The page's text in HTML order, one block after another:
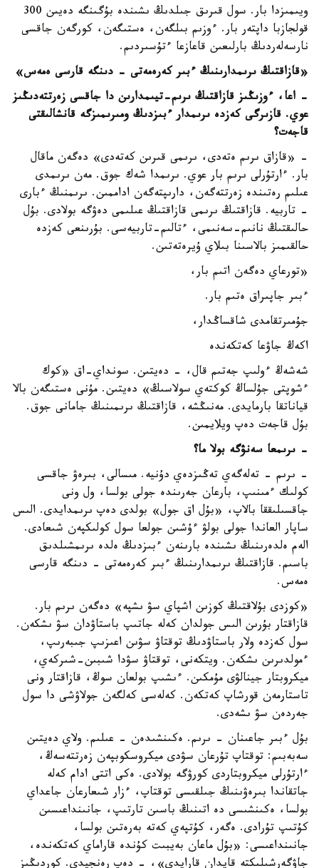
ويىمىزدا بار. سول قىرىق جىلدىڭ ىشىندە بۇگىنگە دەيىن 300
قولجازبا داپتەر بار. ءوزىم بىلگەن، ەستىگەن، كورگەن جاقسى
نارسەلەردىڭ بارلىعىن قاعازعا ءتۇسىردىم.
«قازاقتىڭ ىرىمدارىنىڭ ءبىر كەرەمەتى - دىنگە قارسى ەمەس»
- اعا، ءوزىڭىز قازاقتىڭ ىرىم-تيىمدارىن دا جاقسى زەرتتەدىڭىز
عوي. قازىرگى كەزدە ىرىمدار ءبىزدىڭ ومىرىمىزگە قانشالىقتى
قاجەت؟
- «قازاق ىرىم ەتەدى، ىرىمى قىرىن كەتەدى» دەگەن ماقال
بار. ءارتۇرلى ىرىم بار عوي. ىرىمدا شەك جوق. مەن ىرىمدى
عىلىم رەتىندە زەرتتەگەن، دارىپتەگەن اداممىن. ىرىمنىڭ ءبارى
- تاربيە. قازاقتىڭ ىرىمى قازاقتىڭ عىلىمى دەۋگە بولادى. بۇل
حالىقتىڭ نانىم-سەنىمى، ءتالىم-تاربيەسى. بۇرىنعى كەزدە
حالقىمىز بالاسىنا بىلاي ۇيرەتەتىن.
«تورعاي دەگەن اتىم بار،
ءبىر جاپىراق ەتىم بار.
جۇمىرتقامدى شاقساڭدار،
اكەڭ جاۋعا كەتكەندە
شەشەڭ ءولىپ جەتىم قال، - دەيتىن. سونداي-اق «كوك
ءشوپتى جۇلساڭ كوكتەي سولاسىڭ» دەيتىن. مۇنى ەستىگەن بالا
قياناتقا بارمايدى. مەنىڭشە، قازاقتىڭ ىرىمىنىڭ جامانى جوق.
بۇل قاجەت دەپ ويلايمىن.
- ىرىمعا سەنۋگە بولا ما؟
- ىرىم - تەلەگەي تەڭىزدەي دۇنيە. مىسالى، بىرەۋ جاقسى
كولىك ءمىنىپ، بارعان جەرىندە جولى بولسا، ول ونى
جاقسىلىققا بالاپ، «بۇل اق جول» بولدى دەپ ىرىمدايدى. الىس
ساپار العاندا جولى بولۋ ءۇشىن جولعا سول كولىكپەن شىعادى.
الەم ەلدەرىنىڭ ىشىندە بارىنەن ءبىزدىڭ ەلدە ىرىمشىلدىق
باسىم. قازاقتىڭ ىرىمدارىنىڭ ءبىر كەرەمەتى - دىنگە قارسى
ەمەس.
«كوزدى بۇلاقتىڭ كوزىن اشپاي سۋ ىشپە» دەگەن ىرىم بار.
قازاقتار بۇرىن الىس جولدان كەلە جاتىپ باستاۋدان سۋ ىشكەن.
سول كەزدە ولار باستاۋدىڭ توقتاۋ سۋىن اعىزىپ جىبەرىپ،
ءمولدىرىن ىشكەن. ويتكەنى، توقتاۋ سۋدا شىبىن-شىركەي،
ميكروبتار جينالۋى مۇمكىن. ءىشىپ بولعان سوڭ، قازاقتار ونى
تاستارمەن قورشاپ كەتكەن. كەلەسى كەلگەن جولاۋشى دا سول
جەردەن سۋ ىشەدى.
بۇل ءبىر جاعىنان - ىرىم. ەكىنشىدەن - عىلىم. ولاي دەيتىن
سەبەبىم: توقتاپ تۇرعان سۋدى ميكروسكوبپەن زەرتتەسەڭ،
ءارتۇرلى ميكروبتاردى كورۋگە بولادى. ەكى اتتى ادام كەلە
جاتقاندا بىرەۋىنىڭ جىلقىسى توقتاپ، ءزار شىعارعان جاعداي
بولسا، ەكىنشىسى دە اتىنىڭ باسىن تارتىپ، جانىنداعىسىن
كۇتىپ تۇرادى. ەگەر، كۇتپەي كەتە بەرەتىن بولسا،
جانىنداعىسى: «بۇل ماعان بەيبىت كۇندە قاراماي كەتكەندە،